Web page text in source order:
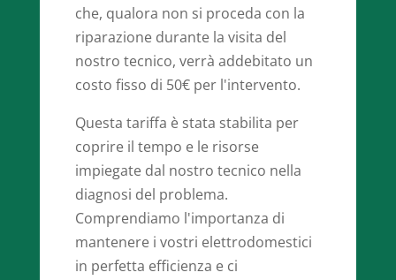
che, qualora non si proceda con la
riparazione durante la visita del
nostro tecnico, verrà addebitato un
costo fisso di 50€ per l'intervento.
Questa tariffa è stata stabilita per
coprire il tempo e le risorse
impiegate dal nostro tecnico nella
diagnosi del problema.
Comprendiamo l'importanza di
mantenere i vostri elettrodomestici
in perfetta efficienza e ci